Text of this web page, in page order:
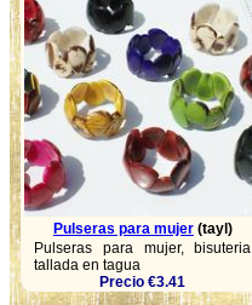
Pulseras para mujer(tayl)
Pulseras para mujer, bisuteria
tallada en tagua
Precio €3.41